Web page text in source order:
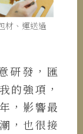
材、運送過
研發，匯
的強項，
，影響最
，也很接